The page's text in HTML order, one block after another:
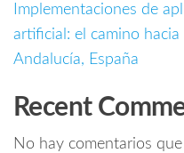
Implementaciones de
artificial: el camino
Andalucía, España
Recent
No hay comentarios